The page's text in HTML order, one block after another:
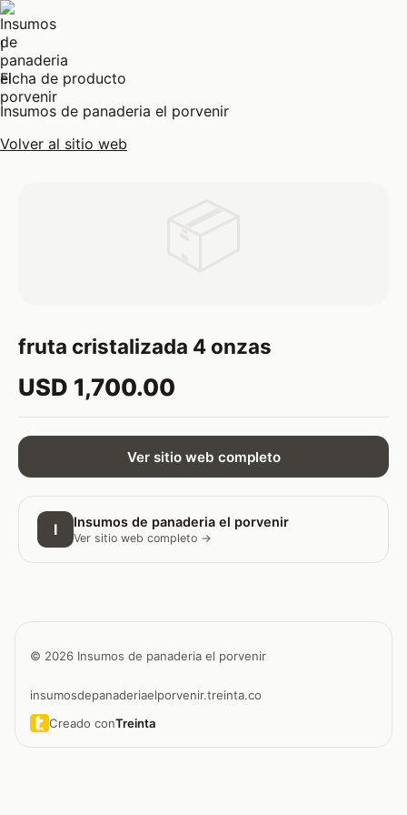
I
Ficha de producto
Insumos de panaderia el porvenir
Volver al sitio web
fruta cristalizada 4 onzas
USD 1,700.00
Ver sitio web completo
I Insumos de panaderia el porvenir
Ver sitio web completo →
© 2026 Insumos de panaderia el porvenir
insumosdepanaderiaelporvenir.treinta.co
Creado conTreinta